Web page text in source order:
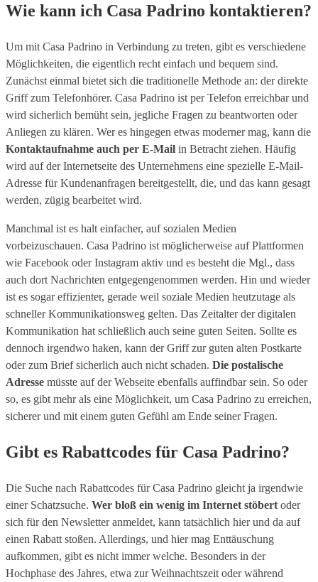
Wie kann ich Casa Padrino kontaktieren?
Um mit Casa Padrino in Verbindung zu treten, gibt es verschiedene
Möglichkeiten, die eigentlich recht einfach und bequem sind.
Zunächst einmal bietet sich die traditionelle Methode an: der direkte
Griff zum Telefonhörer. Casa Padrino ist per Telefon erreichbar und
wird sicherlich bemüht sein, jegliche Fragen zu beantworten oder
Anliegen zu klären. Wer es hingegen etwas moderner mag, kann die
Kontaktaufnahme auch per E-Mail in Betracht ziehen. Häufig
wird auf der Internetseite des Unternehmens eine spezielle E-Mail-
Adresse für Kundenanfragen bereitgestellt, die, und das kann gesagt
werden, zügig bearbeitet wird.
Manchmal ist es halt einfacher, auf sozialen Medien
vorbeizuschauen. Casa Padrino ist möglicherweise auf Plattformen
wie Facebook oder Instagram aktiv und es besteht die Mgl., dass
auch dort Nachrichten entgegengenommen werden. Hin und wieder
ist es sogar effizienter, gerade weil soziale Medien heutzutage als
schneller Kommunikationsweg gelten. Das Zeitalter der digitalen
Kommunikation hat schließlich auch seine guten Seiten. Sollte es
dennoch irgendwo haken, kann der Griff zur guten alten Postkarte
oder zum Brief sicherlich auch nicht schaden. Die postalische
Adresse müsste auf der Webseite ebenfalls auffindbar sein. So oder
so, es gibt mehr als eine Möglichkeit, um Casa Padrino zu erreichen,
sicherer und mit einem guten Gefühl am Ende seiner Fragen.
Gibt es Rabattcodes für Casa Padrino?
Die Suche nach Rabattcodes für Casa Padrino gleicht ja irgendwie
einer Schatzsuche. Wer bloß ein wenig im Internet stöbert oder
sich für den Newsletter anmeldet, kann tatsächlich hier und da auf
einen Rabatt stoßen. Allerdings, und hier mag Enttäuschung
aufkommen, gibt es nicht immer welche. Besonders in der
Hochphase des Jahres, etwa zur Weihnachtszeit oder während